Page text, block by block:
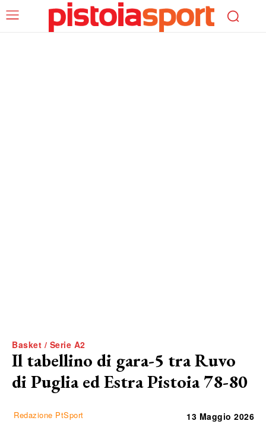
Basket / Serie A2
Il tabellino di gara-5 tra Ruvo
di Puglia ed Estra Pistoia 78-80
Redazione PtSport 13 Maggio 2026